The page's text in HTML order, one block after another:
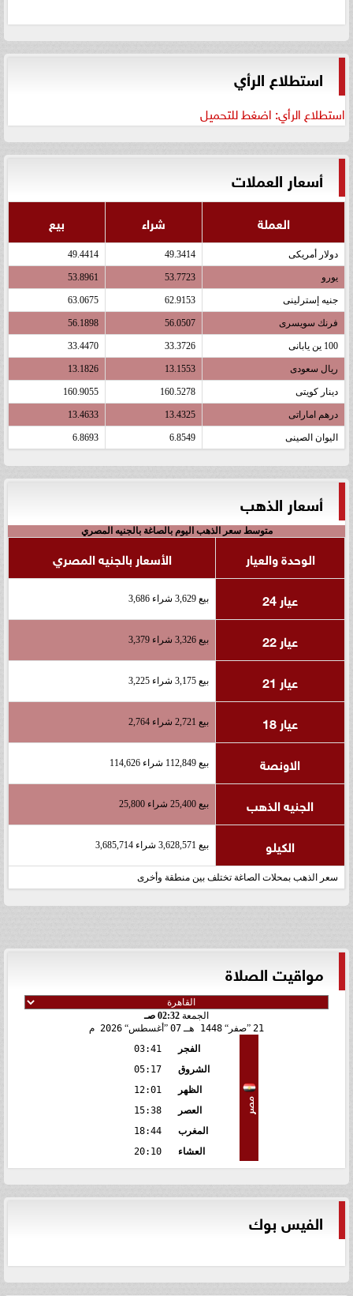
استطلاع الرأي
استطلاع الرأي: اضغط للتحميل
أسعار العملات
العملة شراء بيع
دولار أمريكى 49.3414
49.4414
يورو 53.7723
53.8961
جنيه إسترلينى 62.9153
63.0675
فرنك سويسرى 56.0507
56.1898
100 ين يابانى 33.3726
33.4470
ريال سعودى 13.1553
13.1826
دينار كويتى 160.5278
160.9055
درهم اماراتى 13.4325
13.4633
اليوان الصينى 6.8549
6.8693
أسعار الذهب
متوسط سعر الذهب اليوم بالصاغة بالجنيه المصري
الوحدة والعيار
الأسعار بالجنيه المصري
عيار 24
بيع 3,629 شراء 3,686
عيار 22 بيع 3,326 شراء 3,379
عيار 21 بيع 3,175 شراء 3,225
عيار 18 بيع 2,721 شراء 2,764
الاونصة بيع 112,849 شراء 114,626
الجنيه الذهب بيع 25,400 شراء 25,800
الكيلو بيع 3,628,571 شراء 3,685,714
سعر الذهب بمحلات الصاغة تختلف بين منطقة وأخرى
مواقيت الصلاة
الجمعة 02:32 صـ
21
صفر 1448 هـ 07 أغسطس 2026 م
مصر
الفجر
03:41
الشروق
05:17
الظهر
12:01
العصر
15:38
المغرب
18:44
العشاء
20:10
الفيس بوك